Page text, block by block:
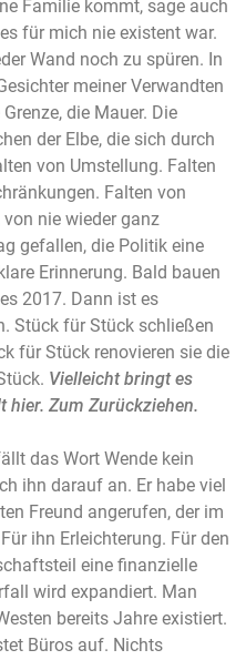
Familie kommt, sage auch
für mich nie existent war.
Wand noch zu spüren. In
meiner Verwandten
die Mauer. Die
der Elbe, die sich durch
von Umstellung. Falten
Falten von
nie wieder ganz
gefallen, die Politik eine
Erinnerung. Bald bauen
2017. Dann ist es
Stück für Stück schließen
für Stück renovieren sie die
Vielleicht bringt es
hier. Zum Zurückziehen.
das Wort Wende kein
ihn darauf an. Er habe viel
Freund angerufen, der im
ihn Erleichterung. Für den
eine finanzielle
wird expandiert. Man
bereits Jahre existiert.
Büros auf. Nichts